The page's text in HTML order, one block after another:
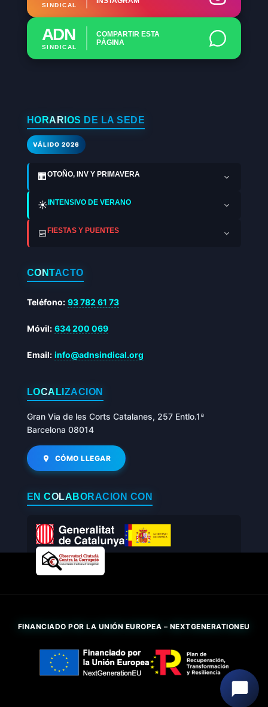
SINDICAL
ADN
SINDICAL
COMPARTIR ESTA
PÁGINA
HORARIOS DE LA SEDE
VÁLIDO 2026
🏢 OTOÑO, INV Y PRIMAVERA
☀️INTENSIVO DE VERANO
📅FIESTAS Y PUENTES
CONTACTO
Teléfono: 93 782 61 73
Móvil: 634 200 069
Email: info@adnsindical.org
LOCALIZACIÓN
Gran Via de les Corts Catalanes, 257 Entlo.1ª
Barcelona 08014
CÓMO LLEGAR
EN COLABORACIÓN CON
FINANCIADO POR LA UNIÓN EUROPEA – NEXTGENERATIONEU